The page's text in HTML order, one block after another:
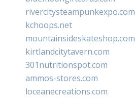
rivercitysteampunkexpo.com
kchoops.net
mountainsideskateshop.com
kirtlandcitytavern.com
301nutritionspot.com
ammos-stores.com
loceanecreations.com